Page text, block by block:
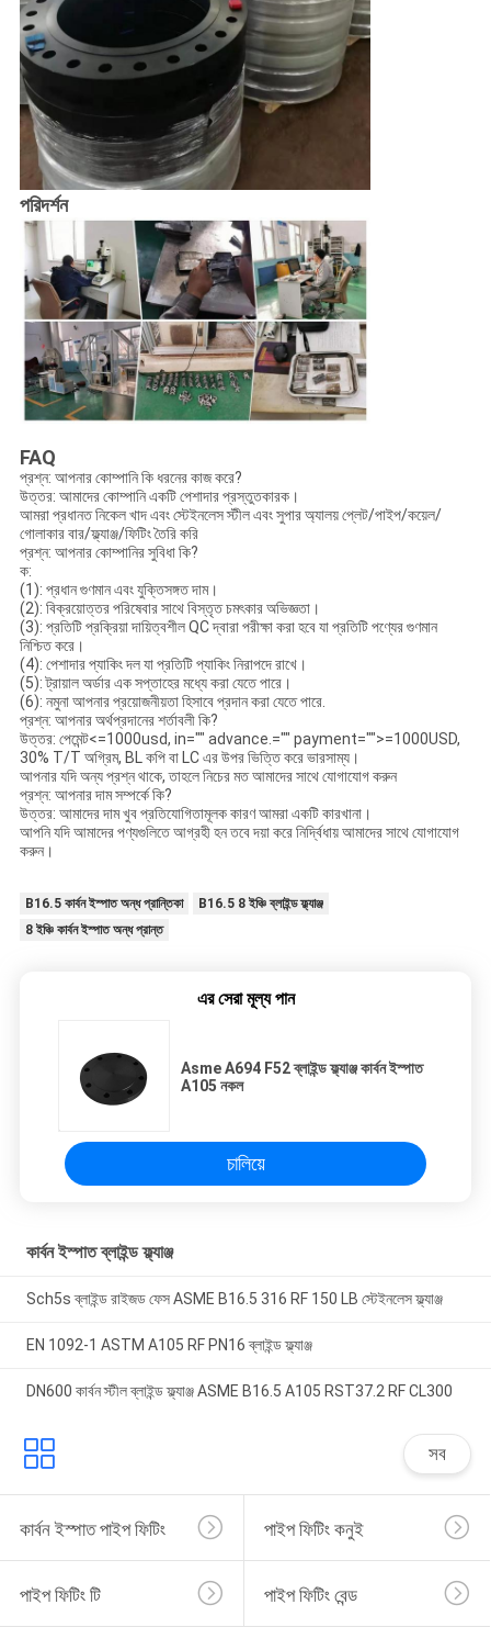
পরিদর্শন
FAQ
প্রশ্ন: আপনার কোম্পানি কি ধরনের কাজ করে?
উত্তর: আমাদের কোম্পানি একটি পেশাদার প্রস্তুতকারক।
আমরা প্রধানত নিকেল খাদ এবং স্টেইনলেস স্টীল এবং সুপার অ্যালয় প্লেট/পাইপ/কয়েল/
গোলাকার বার/ফ্ল্যাঞ্জ/ফিটিং তৈরি করি
প্রশ্ন: আপনার কোম্পানির সুবিধা কি?
ক:
(1): প্রধান গুণমান এবং যুক্তিসঙ্গত দাম।
(2): বিক্রয়োত্তর পরিষেবার সাথে বিস্তৃত চমৎকার অভিজ্ঞতা।
(3): প্রতিটি প্রক্রিয়া দায়িত্বশীল QC দ্বারা পরীক্ষা করা হবে যা প্রতিটি পণ্যের গুণমান
নিশ্চিত করে।
(4): পেশাদার প্যাকিং দল যা প্রতিটি প্যাকিং নিরাপদে রাখে।
(5): ট্রায়াল অর্ডার এক সপ্তাহের মধ্যে করা যেতে পারে।
(6): নমুনা আপনার প্রয়োজনীয়তা হিসাবে প্রদান করা যেতে পারে.
প্রশ্ন: আপনার অর্থপ্রদানের শর্তাবলী কি?
উত্তর: পেমেন্ট<=1000usd, in="" advance.="" payment="">=1000USD,
30% T/T অগ্রিম, BL কপি বা LC এর উপর ভিত্তি করে ভারসাম্য।
আপনার যদি অন্য প্রশ্ন থাকে, তাহলে নিচের মত আমাদের সাথে যোগাযোগ করুন
প্রশ্ন: আপনার দাম সম্পর্কে কি?
উত্তর: আমাদের দাম খুব প্রতিযোগিতামূলক কারণ আমরা একটি কারখানা।
আপনি যদি আমাদের পণ্যগুলিতে আগ্রহী হন তবে দয়া করে নির্দ্বিধায় আমাদের সাথে যোগাযোগ
করুন।
B16.5 কার্বন ইস্পাত অন্ধ প্রান্তিকা
B16.5 8 ইঞ্চি ব্লাইন্ড ফ্ল্যাঞ্জ
8 ইঞ্চি কার্বন ইস্পাত অন্ধ প্রান্ত
এর সেরা মূল্য পান
Asme A694 F52 ব্লাইন্ড ফ্ল্যাঞ্জ কার্বন ইস্পাত
A105 নকল
চালিয়ে
কার্বন ইস্পাত ব্লাইন্ড ফ্ল্যাঞ্জ
Sch5s ব্লাইন্ড রাইজড ফেস ASME B16.5 316 RF 150 LB স্টেইনলেস ফ্ল্যাঞ্জ
EN 1092-1 ASTM A105 RF PN16 ব্লাইন্ড ফ্ল্যাঞ্জ
DN600 কার্বন স্টীল ব্লাইন্ড ফ্ল্যাঞ্জ ASME B16.5 A105 RST37.2 RF CL300
সব
কার্বন ইস্পাত পাইপ ফিটিং পাইপ ফিটিং কনুই
পাইপ ফিটিং টি পাইপ ফিটিং বেন্ড